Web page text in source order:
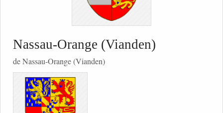
Nassau-Orange (Vianden)
de Nassau-Orange (Vianden)